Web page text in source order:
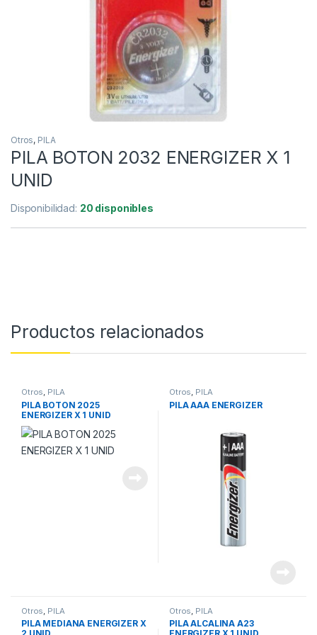
Otros, PILA
PILA BOTON 2032 ENERGIZER X 1
UNID
Disponibilidad: 20 disponibles
Productos relacionados
Otros, PILA
PILA BOTON 2025
ENERGIZER X 1 UNID
Otros, PILA
PILA AAA ENERGIZER
Otros PILA
PILA MEDIANA ENERGIZER X
Otros PILA
PILA ALCALINA A23